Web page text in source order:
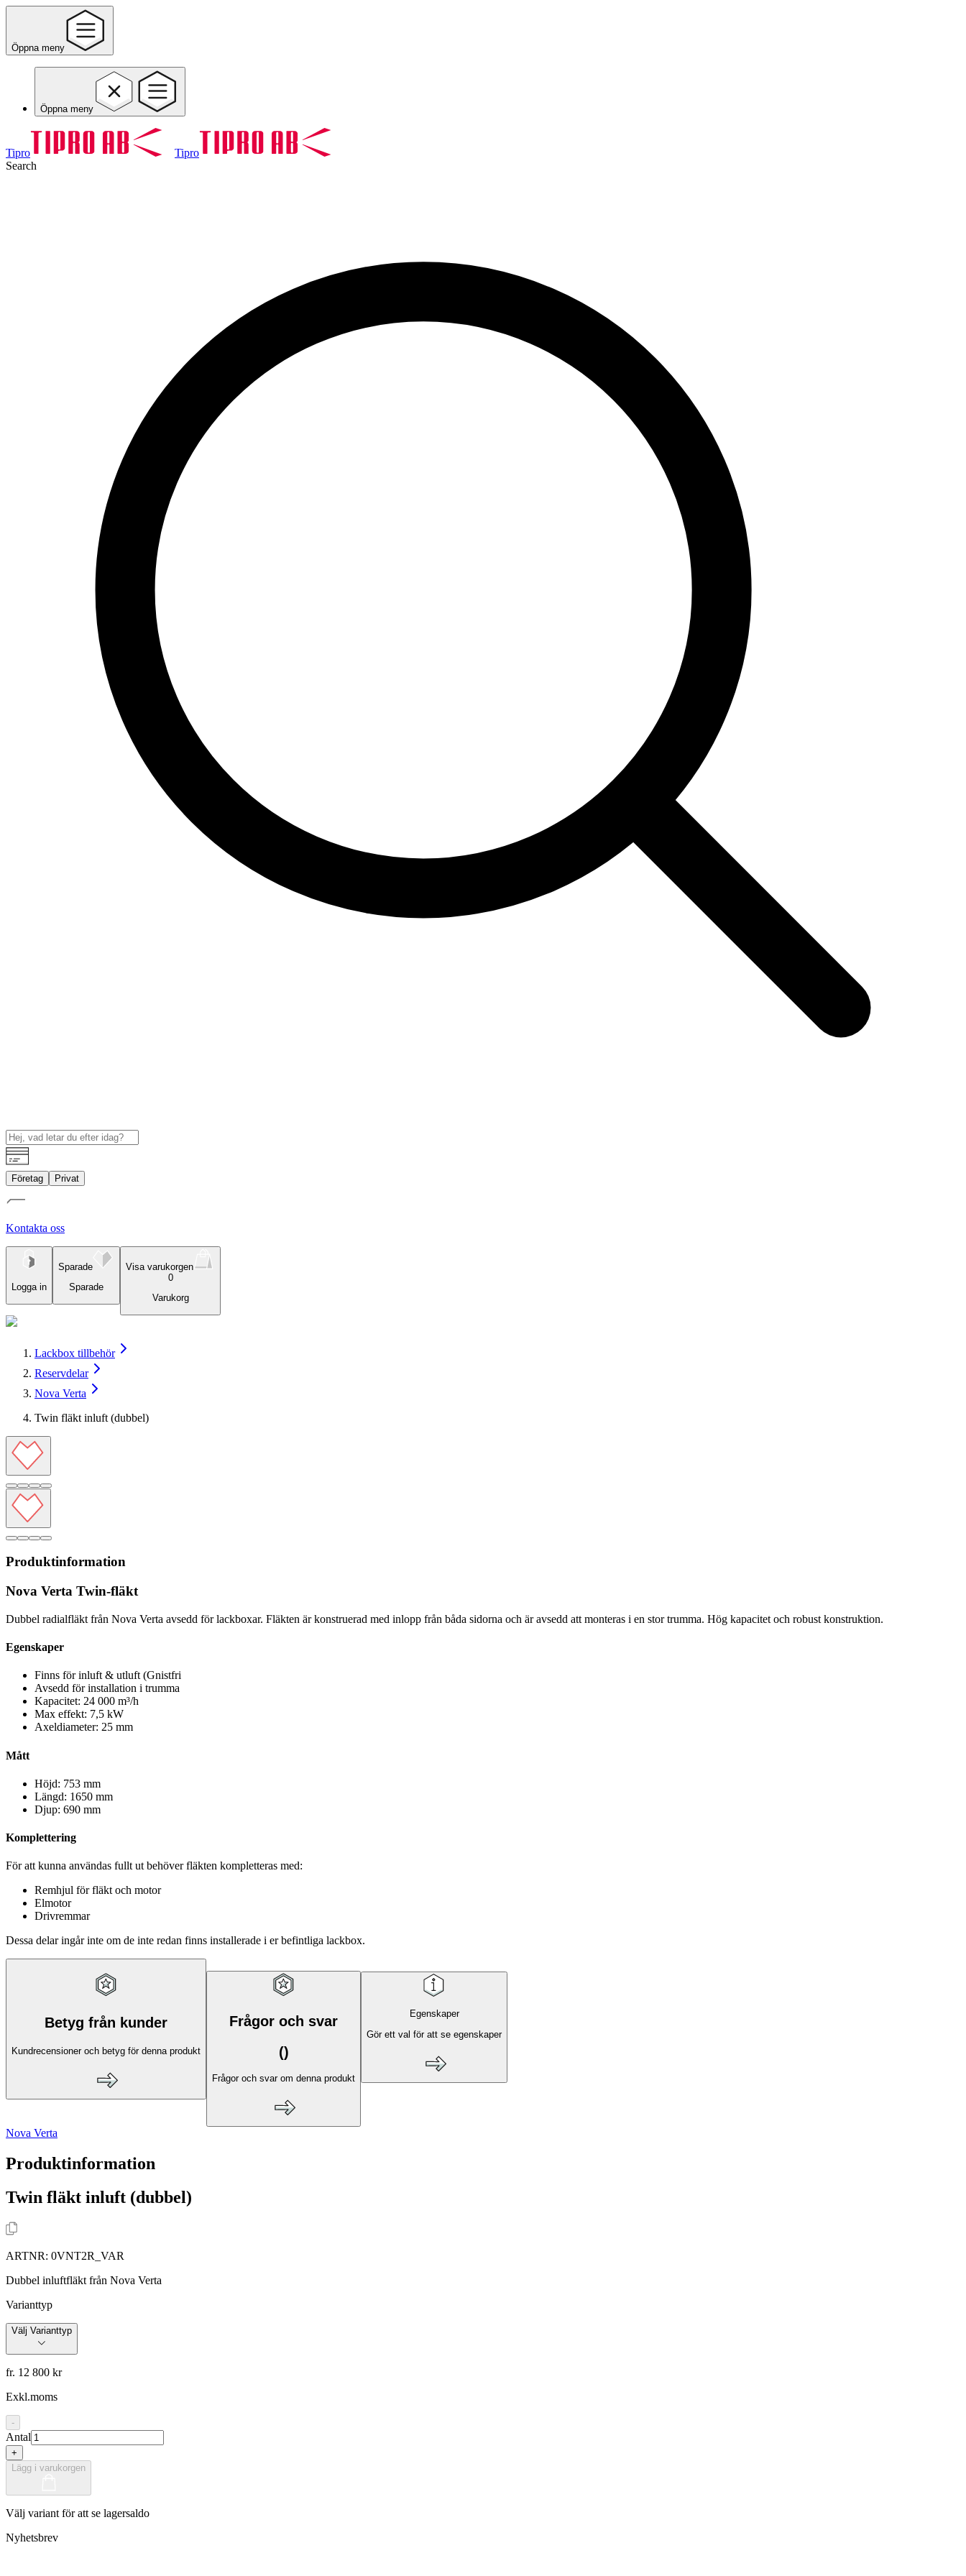
Öppna meny
Öppna meny
Tipro
Tipro
Search
Företag Privat
Kontakta oss
Logga in
Sparade
Sparade
Visa varukorgen
0
Varukorg
Lackbox tillbehör
Reservdelar
Nova Verta
Twin fläkt inluft (dubbel)
Produktinformation
Nova Verta Twin-fläkt
Dubbel radialfläkt från Nova Verta avsedd för lackboxar. Fläkten är konstruerad med inlopp från båda sidorna och är avsedd att monteras i en stor trumma. Hög kapacitet och robust konstruktion.
Egenskaper
Finns för inluft & utluft (Gnistfri
Avsedd för installation i trumma
Kapacitet: 24 000 m³/h
Max effekt: 7,5 kW
Axeldiameter: 25 mm
Mått
Höjd: 753 mm
Längd: 1650 mm
Djup: 690 mm
Komplettering
För att kunna användas fullt ut behöver fläkten kompletteras med:
Remhjul för fläkt och motor
Elmotor
Drivremmar
Dessa delar ingår inte om de inte redan finns installerade i er befintliga lackbox.
Betyg från kunder
Kundrecensioner och betyg för denna produkt
Frågor och svar
()
Frågor och svar om denna produkt
Egenskaper
Gör ett val för att se egenskaper
Nova Verta
Produktinformation
Twin fläkt inluft (dubbel)
ARTNR: 0VNT2R_VAR
Dubbel inluftfläkt från Nova Verta
Varianttyp
Välj Varianttyp
fr. 12 800 kr
Exkl.moms
-
Antal
+
Lägg i varukorgen
Välj variant för att se lagersaldo
Nyhetsbrev